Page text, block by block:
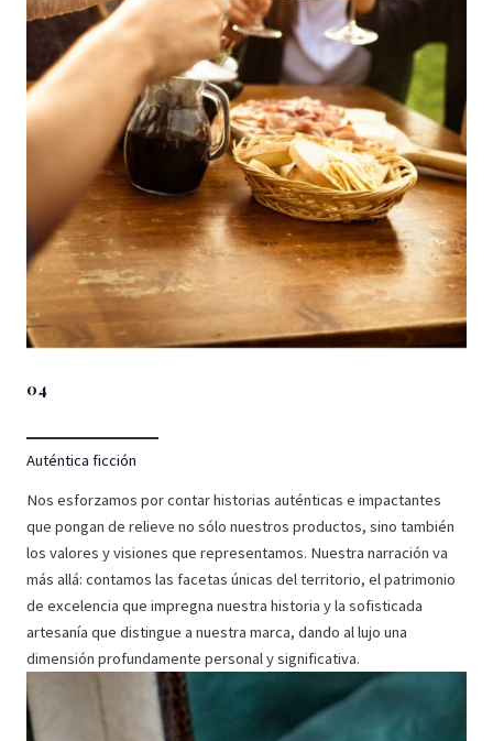
04
Auténtica ficción
Nos esforzamos por contar historias auténticas e impactantes
que pongan de relieve no sólo nuestros productos, sino también
los valores y visiones que representamos. Nuestra narración va
más allá: contamos las facetas únicas del territorio, el patrimonio
de excelencia que impregna nuestra historia y la sofisticada
artesanía que distingue a nuestra marca, dando al lujo una
dimensión profundamente personal y significativa.